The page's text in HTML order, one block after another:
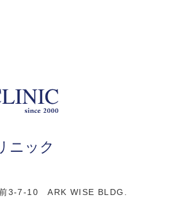
ニック
3-7-10 ARK WISE BLDG.